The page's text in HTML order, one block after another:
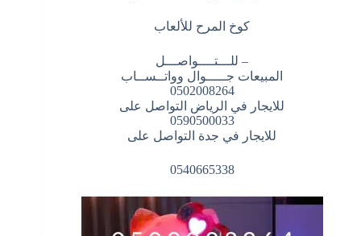
كوخ المرح للألعاب
– للـــتــــواصـــل
المبيعات جـــــوال وواتــســاب
0502008264
للايجار في الرياض التواصل على
0590500033
للايجار في جدة التواصل على
0540665338